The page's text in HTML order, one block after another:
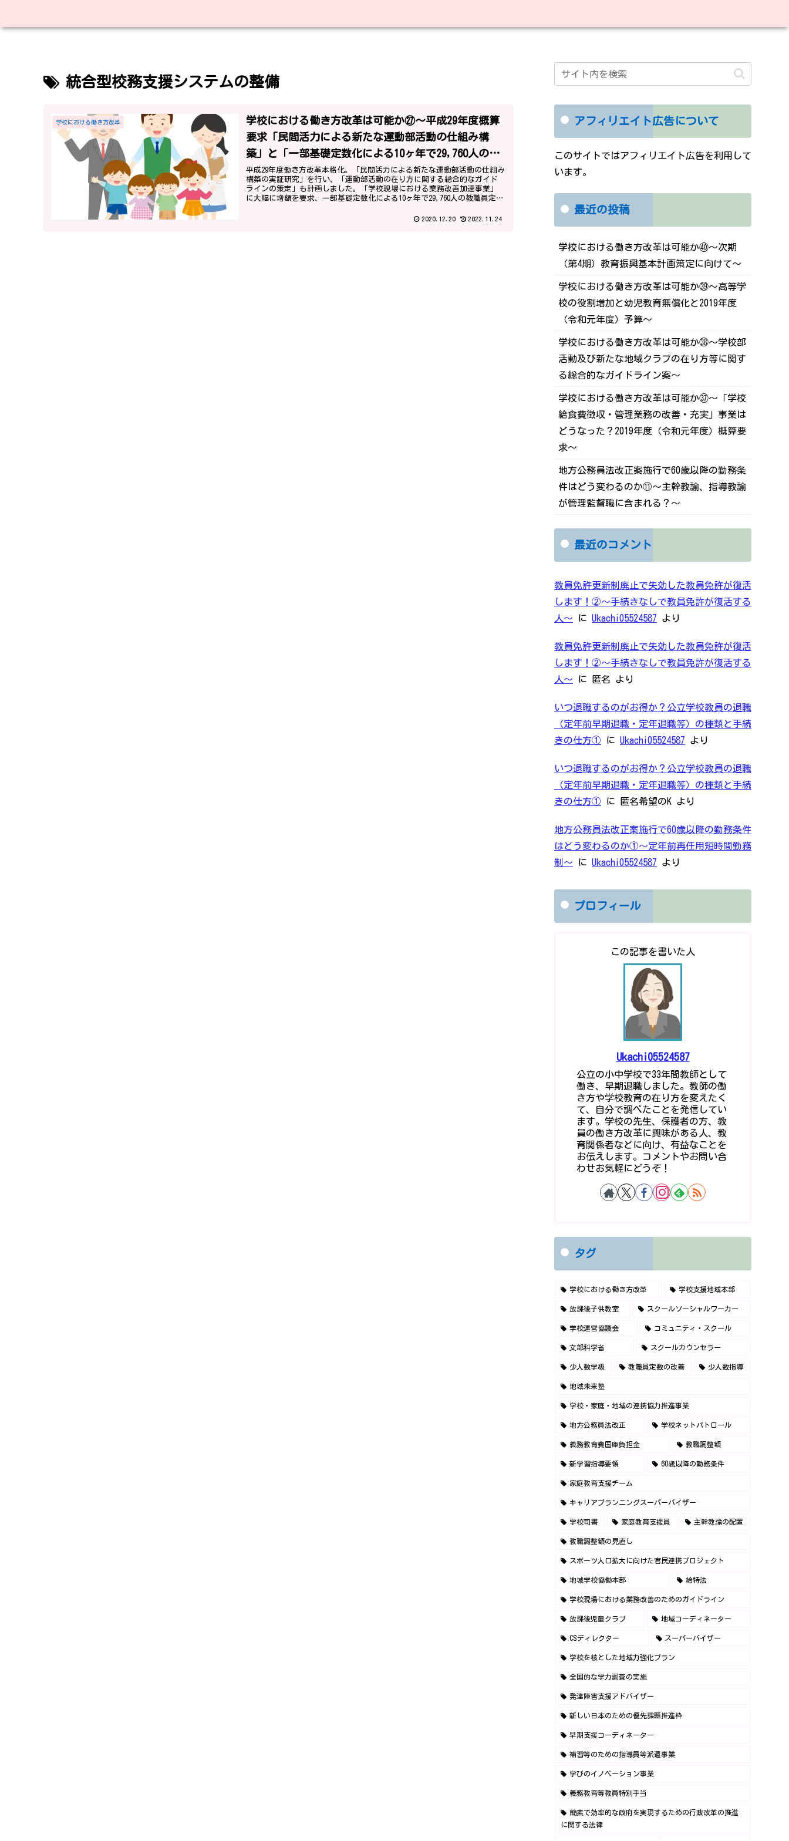
統合型校務支援システムの整備
学校における働き方改革
学校における働き方改革は可能か㉗～平成29年度概算
要求「民間活力による新たな運動部活動の仕組み構
築」と「一部基礎定数化による10ヶ年で29,760人の教
職員定数の改善計画」～
平成29年度働き方改革本格化。「民間活力による新たな運動部活動の仕組み
構築の実証研究」を行い、「運動部活動の在り方に関する総合的なガイド
ラインの策定」も計画しました。「学校現場における業務改善加速事業」
に大幅に増額を要求、一部基礎定数化による10ヶ年で29,760人の教職員定数
2020.12.20 2022.11.24
アフィリエイト広告について
このサイトではアフィリエイト広告を利用して
います。
最近の投稿
学校における働き方改革は可能か㊵～次期
（第4期）教育振興基本計画策定に向けて～
学校における働き方改革は可能か㊴～高等学
校の役割増加と幼児教育無償化と2019年度
（令和元年度）予算～
学校における働き方改革は可能か㊳～学校部
活動及び新たな地域クラブの在り方等に関す
る総合的なガイドライン案～
学校における働き方改革は可能か㊲～「学校
給食費徴収・管理業務の改善・充実」事業は
どうなった？2019年度（令和元年度）概算要
求～
地方公務員法改正案施行で60歳以降の勤務条
件はどう変わるのか⑪～主幹教諭、指導教諭
が管理監督職に含まれる？～
最近のコメント
教員免許更新制廃止で失効した教員免許が復活
します！②～手続きなしで教員免許が復活する
人～ に Ukachi05524587 より
教員免許更新制廃止で失効した教員免許が復活
します！②～手続きなしで教員免許が復活する
人～ に 匿名 より
いつ退職するのがお得か？公立学校教員の退職
（定年前早期退職・定年退職等）の種類と手続
きの仕方① に Ukachi05524587 より
いつ退職するのがお得か？公立学校教員の退職
（定年前早期退職・定年退職等）の種類と手続
きの仕方① に 匿名希望のK より
地方公務員法改正案施行で60歳以降の勤務条件
はどう変わるのか①～定年前再任用短時間勤務
制～ に Ukachi05524587 より
プロフィール
この記事を書いた人
Ukachi05524587
公立の小中学校で33年間教師として
働き、早期退職しました。教師の働
き方や学校教育の在り方を変えたく
て、自分で調べたことを発信してい
ます。学校の先生、保護者の方、教
員の働き方改革に興味がある人、教
育関係者などに向け、有益なことを
お伝えします。コメントやお問い合
わせお気軽にどうぞ！
タグ
学校における働き方改革 学校支援地域本部
放課後子供教室 スクールソーシャルワーカー
学校運営協議会 コミュニティ・スクール
文部科学省 スクールカウンセラー
少人数学級 教職員定数の改善 少人数指導
地域未来塾
学校・家庭・地域の連携協力推進事業
地方公務員法改正 学校ネットパトロール
義務教育費国庫負担金 教職調整額
新学習指導要領 60歳以降の勤務条件
家庭教育支援チーム
キャリアプランニングスーパーバイザー
学校司書 家庭教育支援員 主幹教諭の配置
教職調整額の見直し
スポーツ人口拡大に向けた官民連携プロジェクト
地域学校協働本部 給特法
学校現場における業務改善のためのガイドライン
放課後児童クラブ 地域コーディネーター
CSディレクター スーパーバイザー
学校を核とした地域力強化プラン
全国的な学力調査の実施
発達障害支援アドバイザー
新しい日本のための優先課題推進枠
早期支援コーディネーター
補習等のための指導員等派遣事業
学びのイノベーション事業
義務教育等教員特別手当
簡素で効率的な政府を実現するための行政改革の推進
に関する法律